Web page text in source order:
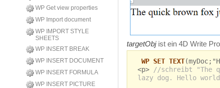
WP Get view properties
WP Import document
WP IMPORT STYLE
SHEETS
WP INSERT BREAK
WP INSERT DOCUMENT
WP INSERT FORMULA
WP INSERT PICTURE
targetObjist ein 4D Write
WP SET TEXT
<p>
//schreibt "The
lazy dog. Hello